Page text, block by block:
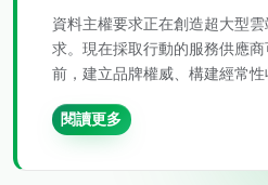
資料主權要求正在創造超大型
求。現在採取行動的服務供應
前，建立品牌權威、構建經常性
閱讀更多